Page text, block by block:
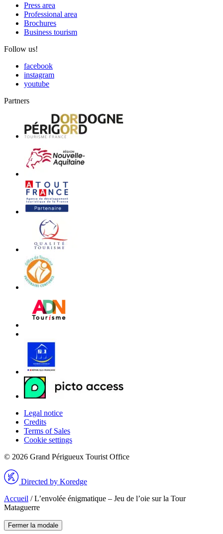
Press area
Professional area
Brochures
Business tourism
Follow us!
facebook
instagram
youtube
Partners
Legal notice
Credits
Terms of Sales
Cookie settings
© 2026 Grand Périgueux Tourist Office
Directed by Koredge
Accueil /L’envolée énigmatique – Jeu de l’oie sur la Tour
Mataguerre
Fermer la modale